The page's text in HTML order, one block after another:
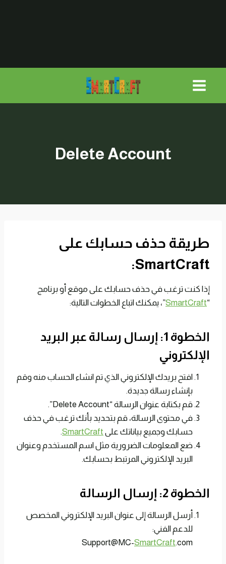
Delete Account
طريقة حذف حسابك على
SmartCraft:
إذا كنت ترغب في حذف حسابك على موقع أو برنامج
“
SmartCraft”، يمكنك اتباع الخطوات التالية:
الخطوة 1: إرسال رسالة عبر البريد
الإلكتروني
افتح بريدك الإلكتروني الذي تم انشاء الحساب منه وقم
بإنشاء رسالة جديدة.
قم بكتابة عنوان الرسالة “Delete Account”.
في محتوى الرسالة، قم بتحديد بأنك ترغب في حذف
حسابك وجميع بياناتك على SmartCraft
.
ضع المعلومات الضرورية مثل اسم المستخدم وعنوان
البريد الإلكتروني المرتبط بحسابك.
الخطوة 2: إرسال الرسالة
أرسل الرسالة إلى عنوان البريد الإلكتروني المخصص
للدعم الفني:
Support@MC-SmartCraft.com